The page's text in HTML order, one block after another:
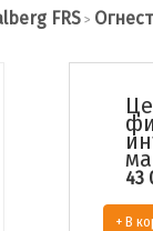
FRS >
43
+ В